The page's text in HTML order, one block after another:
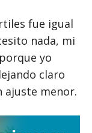
fue igual
nada, mi
yo
claro
ajuste menor.